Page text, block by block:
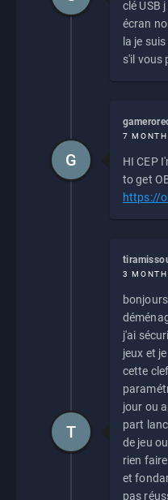
clé USB
écran
la je
s'il vous
7
HI CEP
to get
https://
G
3
j'ai
jeux et
cette
jour ou
part
de jeu
rien
et
pas
T